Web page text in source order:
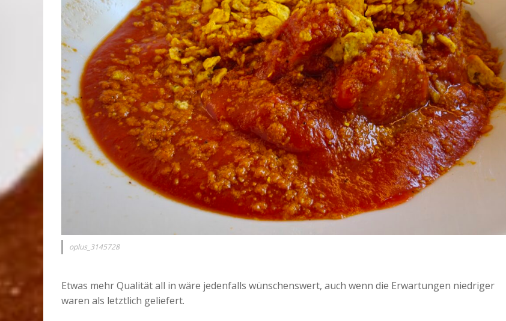
oplus_3145728
Etwas mehr Qualität all in wäre jedenfalls wünschenswert, auch wenn die Erwartungen niedriger
waren als letztlich geliefert.